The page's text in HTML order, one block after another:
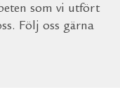
som vi utfört
Följ oss gärna